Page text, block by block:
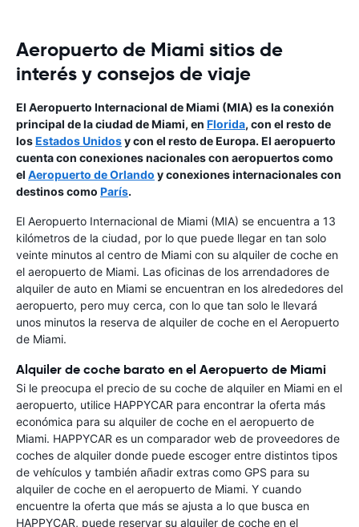
Aeropuerto de Miami sitios de
interés y consejos de viaje
El Aeropuerto Internacional de Miami (MIA) es la conexión
principal de la ciudad de Miami, en Florida, con el resto de
losEstados Unidosy con el resto de Europa. El aeropuerto
cuenta con conexiones nacionales con aeropuertos como
el Aeropuerto de Orlando y conexiones internacionales con
destinos como París.
El Aeropuerto Internacional de Miami (MIA) se encuentra a 13
kilómetros de la ciudad, por lo que puede llegar en tan solo
veinte minutos al centro de Miami con su alquiler de coche en
el aeropuerto de Miami. Las oficinas de los arrendadores de
alquiler de auto en Miami se encuentran en los alrededores del
aeropuerto, pero muy cerca, con lo que tan solo le llevará
unos minutos la reserva de alquiler de coche en el Aeropuerto
de Miami.
Alquiler de coche barato en el Aeropuerto de Miami
Si le preocupa el precio de su coche de alquiler en Miami en el
aeropuerto, utilice HAPPYCAR para encontrar la oferta más
económica para su alquiler de coche en el aeropuerto de
Miami. HAPPYCAR es un comparador web de proveedores de
coches de alquiler donde puede escoger entre distintos tipos
de vehículos y también añadir extras como GPS para su
alquiler de coche en el aeropuerto de Miami. Y cuando
encuentre la oferta que más se ajusta a lo que busca en
HAPPYCAR, puede reservar su alquiler de coche en el